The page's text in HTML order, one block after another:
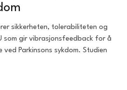
sikkerheten, tolerabiliteten og
som gir vibrasjonsfeedback for å
Parkinsons sykdom. Studien